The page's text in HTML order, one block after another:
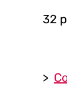
32
>